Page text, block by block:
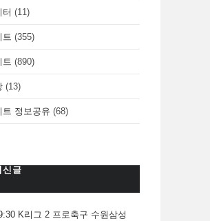
터 (11)
트 (355)
트 (890)
(13)
트 정보공유 (68)
신글
K리그 2 프로축구 수원삼성